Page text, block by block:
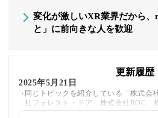
変化が激しいXR業界だから
と」に前向きな人を歓迎
更新履歴
2025年5月21日
同じトピックを紹介している「株式会
社フォレスト・ドア、株式会社ROC、
スカカンパニー株式会社、株式会社み